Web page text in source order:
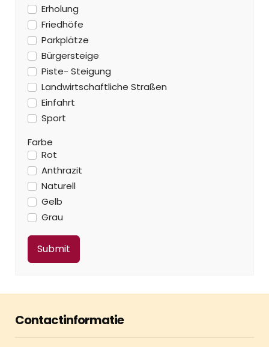
Erholung
Friedhöfe
Parkplätze
Bürgersteige
Piste- Steigung
Landwirtschaftliche Straßen
Einfahrt
Sport
Farbe
Rot
Anthrazit
Naturell
Gelb
Grau
Contactinformatie